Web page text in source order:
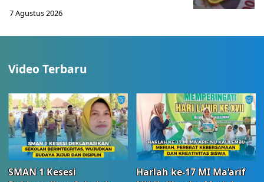
7 Agustus 2026
Video Terbaru
SMAN 1 Kesesi
Harlah ke-17 MI Ma’arif